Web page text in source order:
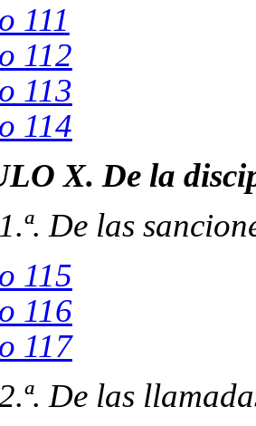
111
112
113
114
X. De la
De las
115
116
117
De las